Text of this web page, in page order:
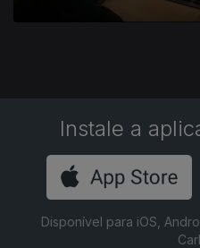
Instale a
Disponível para iOS,